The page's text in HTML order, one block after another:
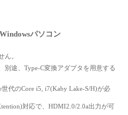
パソコン
ん。
別途、Type-C変換アダプタを用意する
代のCore i5, i7(Kaby Lake-S/H)が必
対応で、HDMI2.0/2.0a出力が可